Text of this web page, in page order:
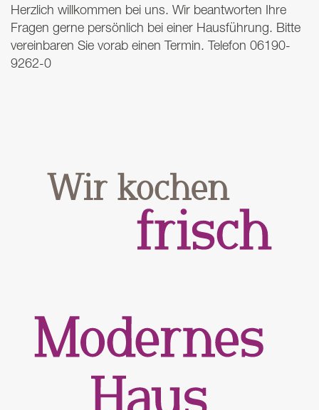
Herzlich willkommen bei uns. Wir beantworten Ihre
Fragen gerne persönlich bei einer Hausführung. Bitte
vereinbaren Sie vorab einen Termin. Telefon 06190-
9262-0